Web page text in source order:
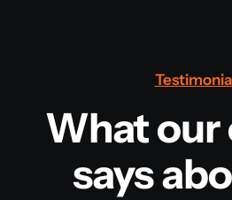
What our
says